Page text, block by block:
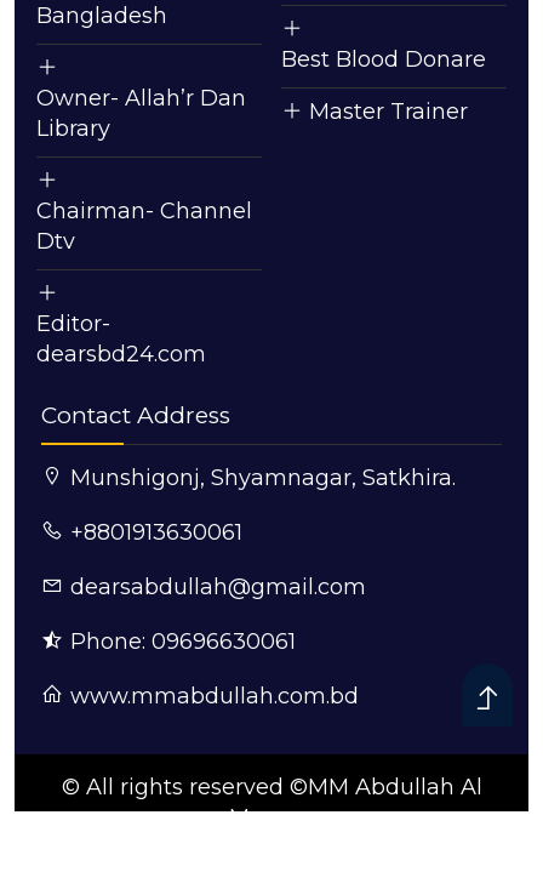
Bangladesh
Owner- Allah’r Dan
Library
Chairman- Channel
Dtv
Editor-
dearsbd24.com
Best Blood Donare
Master Trainer
Contact Address
Munshigonj, Shyamnagar, Satkhira.
+8801913630061
dearsabdullah@gmail.com
Phone: 09696630061
www.mmabdullah.com.bd
© All rights reserved ©MM Abdullah Al
Mamun